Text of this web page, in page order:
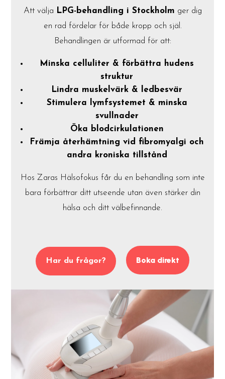
Att välja LPG-behandling i Stockholm ger dig
en rad fördelar för både kropp och själ.
Behandlingen är utformad för att:
Minska celluliter & förbättra hudens
struktur
Lindra muskelvärk & ledbesvär
Stimulera lymfsystemet & minska
svullnader
Öka blodcirkulationen
Främja återhämtning vid fibromyalgi och
andra kroniska tillstånd
Hos Zaras Hälsofokus får du en behandling som inte
bara förbättrar ditt utseende utan även stärker din
hälsa och ditt välbefinnande.
Har du frågor? Boka direkt